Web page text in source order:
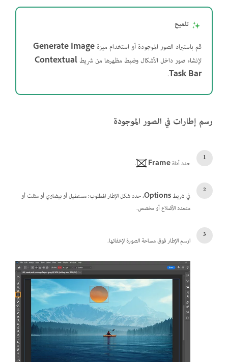
تلميح
قم باستيراد الصور الموجودة أو استخدام ميزةGenerate Image
لإنشاء صور داخل الأشكال وضبط مظهرها من شريطContextual
Task Bar
.
رسم إطارات في الصور الموجودة
حدد أداةFrame
.
في شريطOptions، حدد شكل الإطار المطلوب: مستطيل أو بيضاوي أو مثلث أو
متعدد الأضلاع أو مخصص.
ارسم الإطار فوق مساحة الصورة لإخفائها.